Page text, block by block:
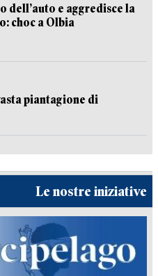
dell’auto e aggredisce la
choc a Olbia
piantagione di
Le nostre iniziative